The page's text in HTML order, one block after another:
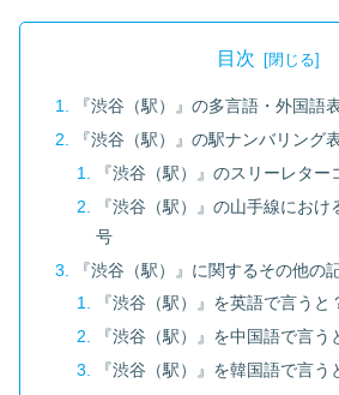
目次
『渋谷（駅）』の多言語・外国語
『渋谷（駅）』の駅ナンバリング
『渋谷（駅）』のスリーレター
『渋谷（駅）』の山手線にお
号
『渋谷（駅）』に関するその他の
『渋谷（駅）』を英語で言うと
『渋谷（駅）』を中国語で言う
『渋谷（駅）』を韓国語で言う